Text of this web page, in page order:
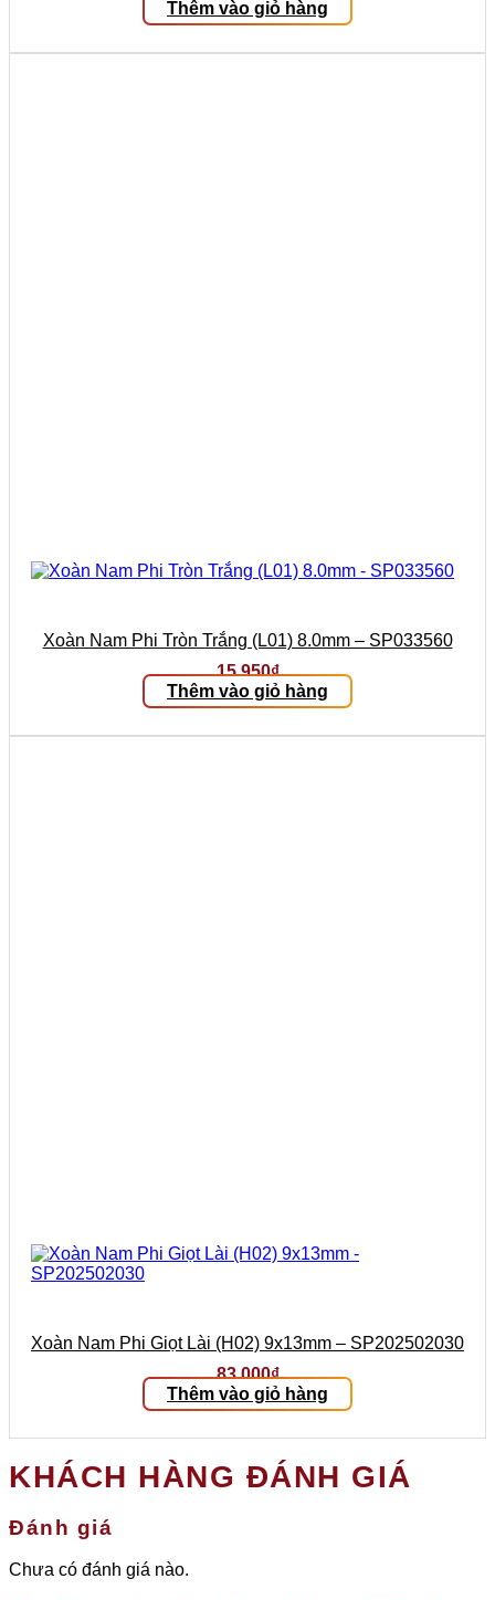
Thêm vào giỏ hàng
Xoàn Nam Phi Tròn Trắng (L01) 8.0mm – SP033560
15.950₫
Thêm vào giỏ hàng
Xoàn Nam Phi Giọt Lài (H02) 9x13mm – SP202502030
83.000₫
Thêm vào giỏ hàng
KHÁCH HÀNG ĐÁNH GIÁ
Đánh giá
Chưa có đánh giá nào.